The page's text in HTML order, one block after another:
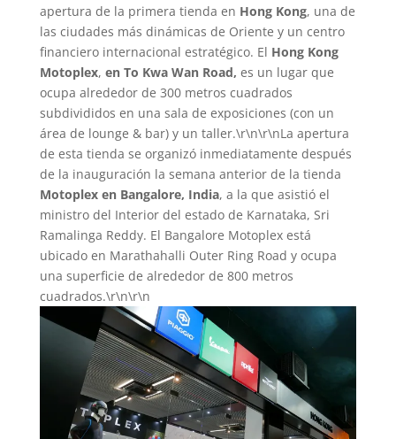
apertura de la primera tienda en Hong Kong, una de
las ciudades más dinámicas de Oriente y un centro
financiero internacional estratégico. El Hong Kong
Motoplex, en To Kwa Wan Road, es un lugar que
ocupa alrededor de 300 metros cuadrados
subdivididos en una sala de exposiciones (con un
área de lounge & bar) y un taller.\r\n\r\nLa apertura
de esta tienda se organizó inmediatamente después
de la inauguración la semana anterior de la tienda
Motoplex en Bangalore, India, a la que asistió el
ministro del Interior del estado de Karnataka, Sri
Ramalinga Reddy. El Bangalore Motoplex está
ubicado en Marathahalli Outer Ring Road y ocupa
una superficie de alrededor de 800 metros
cuadrados.\r\n\r\n